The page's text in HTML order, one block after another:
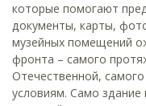
которые помогают
документы, карты,
музейных помещений
фронта – самого
Отечественной,
условиям. Само здание